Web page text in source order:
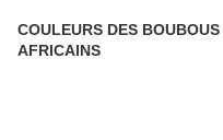
COULEURS DES BOUBOUS
AFRICAINS